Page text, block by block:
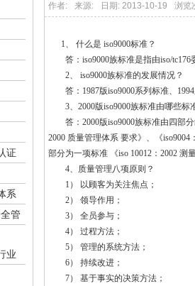
证
系
管
业
作者: 来源: 日期: 2013-10-19 浏览
1、 什么是 iso9000标准？
答：iso9000族标准是指由iso/tc176
2、 iso9000族标准的发展情况？
答：1987版iso9000系列标准、1994
3、2000版iso9000族标准由哪些标
答：2000版iso9000族标准由四部分
2000 质量管理体系 要求》、《
部分为一项标准 《iso 10012：2002
4、质量管理八项原则？
1） 以顾客为关注焦点；
2） 领导作用；
3） 全员参与；
4） 过程方法；
5） 管理的系统方法；
6） 持续改进；
7） 基于事实的决策方法；